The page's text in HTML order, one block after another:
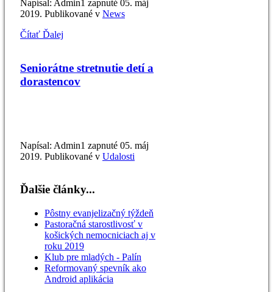
Napísal: Admin1 zapnuté 05. máj
2019. Publikované v News
Čítať Ďalej
Seniorátne stretnutie detí a
dorastencov
Napísal: Admin1 zapnuté 05. máj
2019. Publikované v Udalosti
Ďalšie články...
Pôstny evanjelizačný týždeň
Pastoračná starostlivosť v
košických nemocniciach aj v
roku 2019
Klub pre mladých - Palín
Reformovaný spevník ako
Android aplikácia